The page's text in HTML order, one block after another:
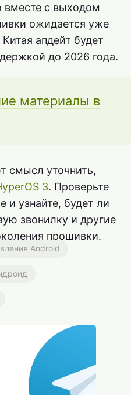
вместе с выходом
ожидается уже
апдейт будет
до 2026 года.
материалы в
смысл уточнить,
3. Проверьте
и узнайте, будет ли
звонилку и другие
прошивки.
Android